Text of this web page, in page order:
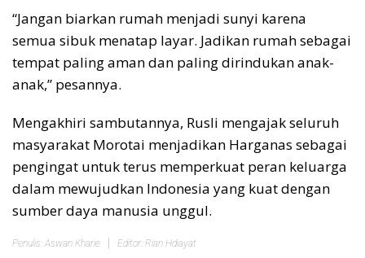
“Jangan biarkan rumah menjadi sunyi karena
semua sibuk menatap layar. Jadikan rumah sebagai
tempat paling aman dan paling dirindukan anak-
anak,” pesannya.
Mengakhiri sambutannya, Rusli mengajak seluruh
masyarakat Morotai menjadikan Harganas sebagai
pengingat untuk terus memperkuat peran keluarga
dalam mewujudkan Indonesia yang kuat dengan
sumber daya manusia unggul.
Penulis: Aswan Kharie Editor: Rian Hdiayat